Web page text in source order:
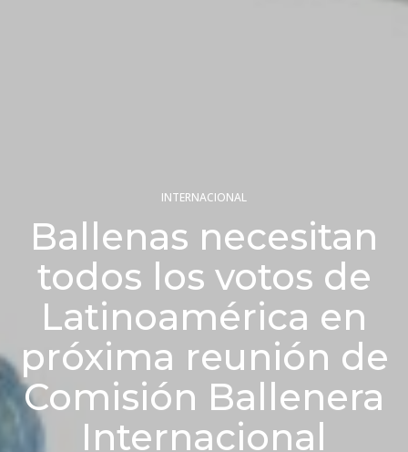
INTERNACIONAL
Ballenas necesitan
todos los votos de
Latinoamérica en
próxima reunión de
Comisión Ballenera
Internacional